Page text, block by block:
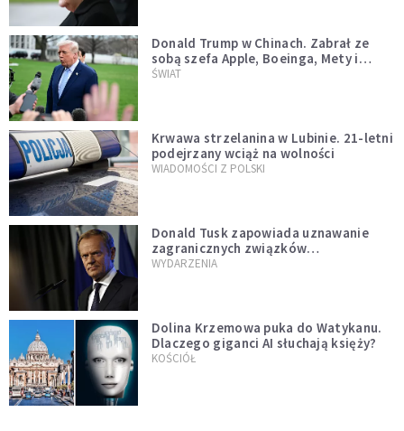
Donald Trump w Chinach. Zabrał ze
sobą szefa Apple, Boeinga, Mety i
Muska
ŚWIAT
Krwawa strzelanina w Lubinie. 21-letni
podejrzany wciąż na wolności
WIADOMOŚCI Z POLSKI
Donald Tusk zapowiada uznawanie
zagranicznych związków
jednopłciowych. "Państwo oblało ten
WYDARZENIA
Dolina Krzemowa puka do Watykanu.
Dlaczego giganci AI słuchają księży?
KOŚCIÓŁ